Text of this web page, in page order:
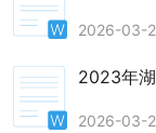
2026-03-
2023年湖
2026-03-